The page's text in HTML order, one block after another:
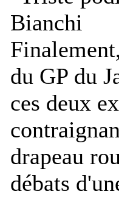
du GP du
ces deux
drapeau
débats